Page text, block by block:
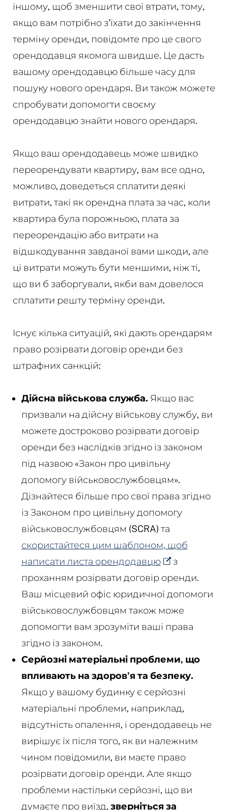
іншому, щоб зменшити свої втрати, тому,
якщо вам потрібно з'їхати до закінчення
терміну оренди, повідомте про це свого
орендодавця якомога швидше. Це дасть
вашому орендодавцю більше часу для
пошуку нового орендаря. Ви також можете
спробувати допомогти своєму
орендодавцю знайти нового орендаря.
Якщо ваш орендодавець може швидко
переорендувати квартиру, вам все одно,
можливо, доведеться сплатити деякі
витрати, такі як орендна плата за час, коли
квартира була порожньою, плата за
переорендацію або витрати на
відшкодування завданої вами шкоди, але
ці витрати можуть бути меншими, ніж ті,
що ви б заборгували, якби вам довелося
сплатити решту терміну оренди.
Існує кілька ситуацій, які дають орендарям
право розірвати договір оренди без
штрафних санкцій:
Дійсна військова служба. Якщо вас
призвали на дійсну військову службу, ви
можете достроково розірвати договір
оренди без наслідків згідно із законом
під назвою «Закон про цивільну
допомогу військовослужбовцям».
Дізнайтеся більше про свої права згідно
із Законом про цивільну допомогу
військовослужбовцям (SCRA) та
скористайтеся цим шаблоном, щоб
написати листа орендодавцю
з
проханням розірвати договір оренди.
Ваш місцевий офіс юридичної допомоги
військовослужбовцям також може
допомогти вам зрозуміти ваші права
згідно із законом.
Серйозні матеріальні проблеми, що
впливають на здоров'я та безпеку.
Якщо у вашому будинку є серйозні
матеріальні проблеми, наприклад,
відсутність опалення, і орендодавець не
вирішує їх після того, як ви належним
чином повідомили, ви маєте право
розірвати договір оренди. Але якщо
проблеми настільки серйозні, що ви
думаєте про виїзд, зверніться за